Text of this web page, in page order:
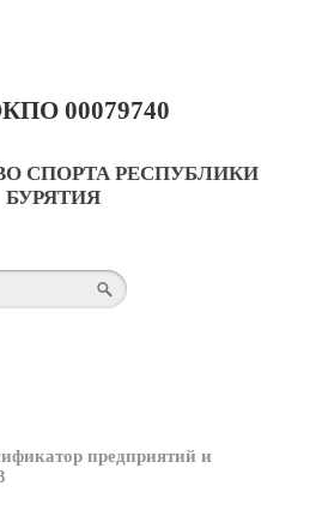
00079740
СПОРТА РЕСПУБЛИКИ
БУРЯТИЯ
предприятий и